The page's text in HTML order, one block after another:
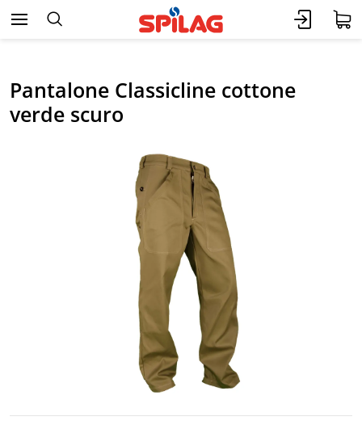
Pantalone Classicline cottone
verde scuro